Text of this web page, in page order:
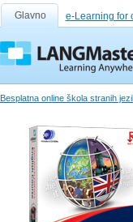
Glavno e-Learning for
Besplatna online škola stranih